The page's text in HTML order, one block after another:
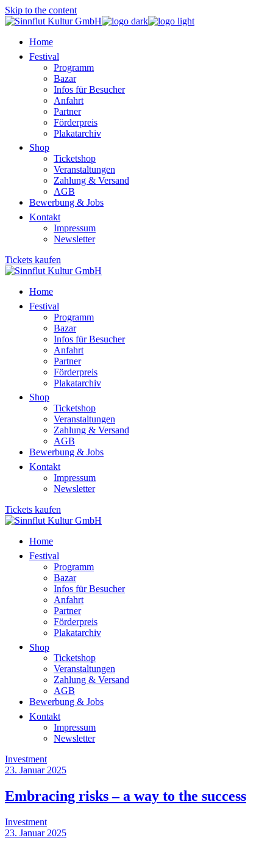
Skip to the content
Home
Festival
Programm
Bazar
Infos für Besucher
Anfahrt
Partner
Förderpreis
Plakatarchiv
Shop
Ticketshop
Veranstaltungen
Zahlung & Versand
AGB
Bewerbung & Jobs
Kontakt
Impressum
Newsletter
Tickets kaufen
Home
Festival
Programm
Bazar
Infos für Besucher
Anfahrt
Partner
Förderpreis
Plakatarchiv
Shop
Ticketshop
Veranstaltungen
Zahlung & Versand
AGB
Bewerbung & Jobs
Kontakt
Impressum
Newsletter
Tickets kaufen
Home
Festival
Programm
Bazar
Infos für Besucher
Anfahrt
Partner
Förderpreis
Plakatarchiv
Shop
Ticketshop
Veranstaltungen
Zahlung & Versand
AGB
Bewerbung & Jobs
Kontakt
Impressum
Newsletter
Investment
23. Januar 2025
Embracing risks – a way to the success
Investment
23. Januar 2025